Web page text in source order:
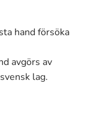
hand försöka
avgörs av
lag.